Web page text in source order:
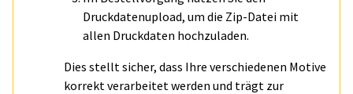
Druckdatenupload, um die Zip-Datei mit
allen Druckdaten hochzuladen.
Dies stellt sicher, dass Ihre verschiedenen Motive
korrekt verarbeitet werden und trägt zur